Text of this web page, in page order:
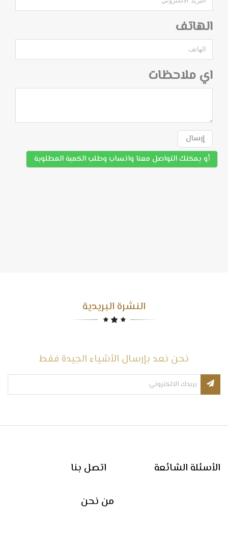
الهاتف
اي ملاحظات
إرسال
أو يمكنك التواصل معنا واتساب وطلب الكمية المطلوبة
النشرة البريدية
نحن نعد بإرسال الأشياء الجيدة فقط
اتصل بنا الأسئلة الشائعة
من نحن